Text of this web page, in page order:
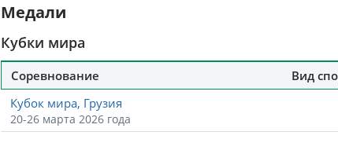
Медали
Кубки мира
Соревнование Вид
Кубок мира, Грузия
20-26 марта 2026 года